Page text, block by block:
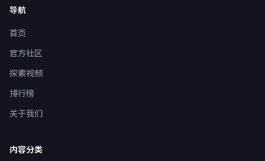
导航
首页
官方社区
探索视频
排行榜
关于我们
内容分类